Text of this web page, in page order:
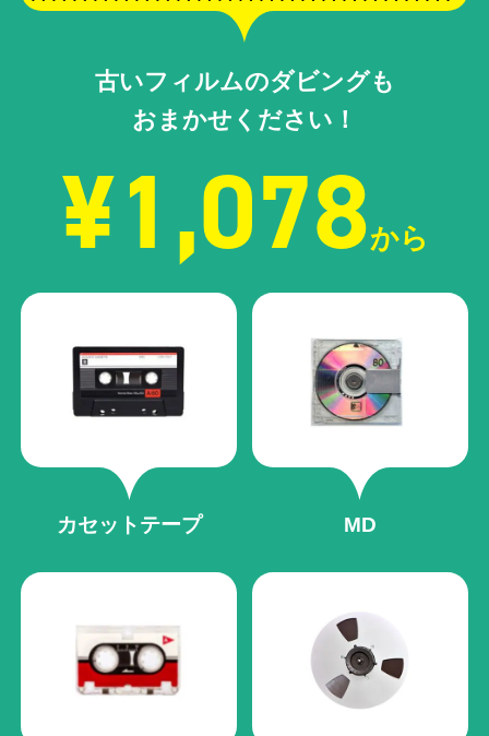
古いフィルムのダビングも
おまかせください！
¥1,078から
カセットテープ MD